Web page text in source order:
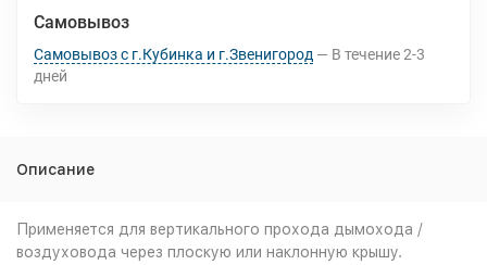
Самовывоз
Самовывоз с г.Кубинка и г.Звенигород В течение2-3
дней
Описание
Применяется для вертикального прохода дымохода /
воздуховода через плоскую или наклонную крышу.